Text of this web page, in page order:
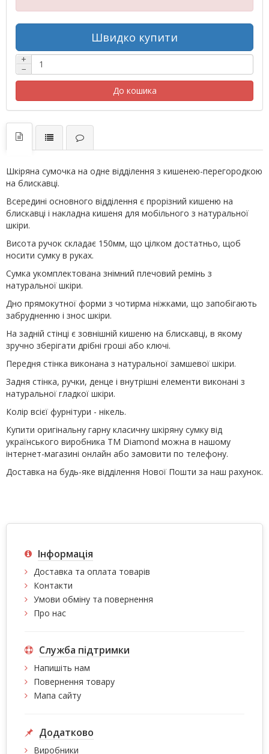
Швидко купити
+
−
До кошика
Шкіряна сумочка на одне відділення з кишенею-перегородкою
на блискавці.
Всередині основного відділення є прорізний кишеню на
блискавці і накладна кишеня для мобільного з натуральної
шкіри.
Висота ручок складає 150мм, що цілком достатньо, щоб
носити сумку в руках.
Сумка укомплектована знімний плечовий ремінь з
натуральної шкіри.
Дно прямокутної форми з чотирма ніжками, що запобігають
забрудненню і знос шкіри.
На задній стінці є зовнішній кишеню на блискавці, в якому
зручно зберігати дрібні гроші або ключі.
Передня стінка виконана з натуральної замшевої шкіри.
Задня стінка, ручки, денце і внутрішні елементи виконані з
натуральної гладкої шкіри.
Колір всієї фурнітури - нікель.
Купити оригінальну гарну класичну шкіряну сумку від
українського виробника ТМ Diamond можна в нашому
інтернет-магазині онлайн або замовити по телефону.
Доставка на будь-яке відділення Нової Пошти за наш рахунок.
Інформація
Доставка та оплата товарів
Контакти
Умови обміну та повернення
Про нас
Служба підтримки
Напишіть нам
Повернення товару
Мапа сайту
Додатково
Виробники